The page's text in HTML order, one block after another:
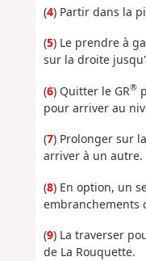
(4) Partir dans la
(5) Le prendre à
sur la droite
(6) Quitter le GR®
pour arriver au
(7) Prolonger sur
arriver à un autre.
(8) En option, un
embranchements
(9) La traverser
de La Rouquette.